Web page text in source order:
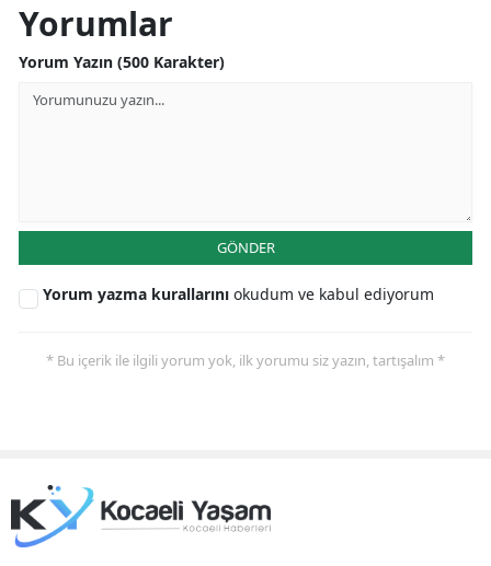
Tunceli
Van
Yorumlar
Yorum Yazın (500 Karakter)
GÖNDER
Yorum yazma kurallarını okudum ve kabul ediyorum
* Bu içerik ile ilgili yorum yok, ilk yorumu siz yazın, tartışalım *